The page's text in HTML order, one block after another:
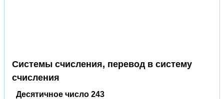
Системы счисления, перевод в систему
счисления
Десятичное число 243